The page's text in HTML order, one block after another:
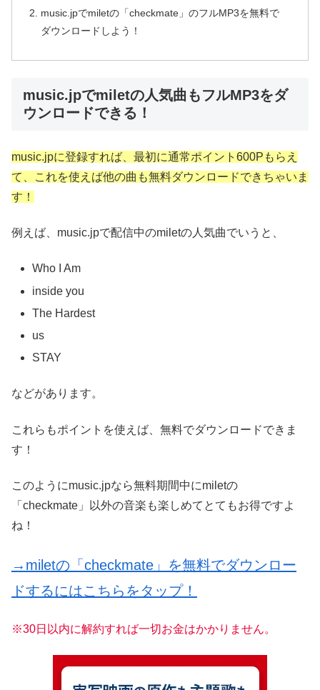
music.jpでmiletの「checkmate」のフルMP3を無料で
ダウンロードしよう！
music.jpでmiletの人気曲もフルMP3をダ
ウンロードできる！
music.jpに登録すれば、最初に通常ポイント600Pもらえ
て、これを使えば他の曲も無料ダウンロードできちゃいま
す！
例えば、music.jpで配信中のmiletの人気曲でいうと、
Who I Am
inside you
The Hardest
us
STAY
などがあります。
これらもポイントを使えば、無料でダウンロードできま
す！
このようにmusic.jpなら無料期間中にmiletの
「checkmate」以外の音楽も楽しめてとてもお得ですよ
ね！
→miletの「checkmate」を無料でダウンロー
ドするにはこちらをタップ！
※30日以内に解約すれば一切お金はかかりません。